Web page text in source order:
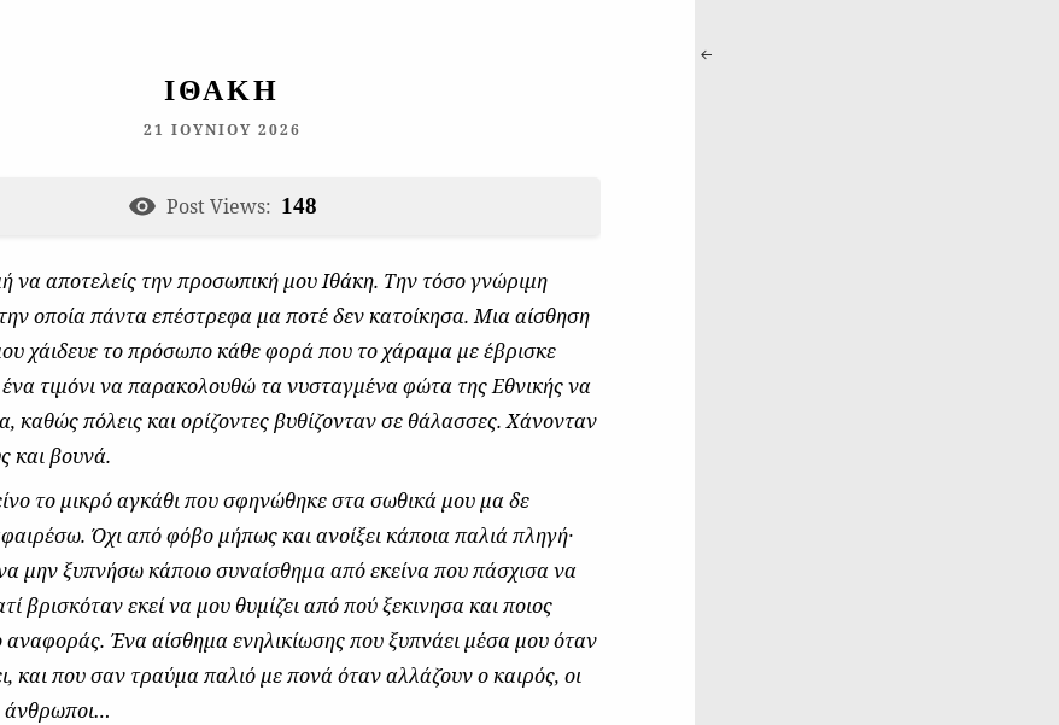
ΙΘΆΚΗ
21 ΙΟΥΝΊΟΥ 2026
Post Views: 148
να αποτελείς την προσωπική μου Ιθάκη. Την τόσο γνώριμη
οποία πάντα επέστρεφα μα ποτέ δεν κατοίκησα. Μια αίσθηση
χάιδευε το πρόσωπο κάθε φορά που το χάραμα με έβρισκε
τιμόνι να παρακολουθώ τα νυσταγμένα φώτα της Εθνικής να
καθώς πόλεις και ορίζοντες βυθίζονταν σε θάλασσες. Χάνονταν
και βουνά.
το μικρό αγκάθι που σφηνώθηκε στα σωθικά μου μα δε
Όχι από φόβο μήπως και ανοίξει κάποια παλιά πληγή·
μην ξυπνήσω κάποιο συναίσθημα από εκείνα που πάσχισα να
βρισκόταν εκεί να μου θυμίζει από πού ξεκινησα και ποιος
αναφοράς. Ένα αίσθημα ενηλικίωσης που ξυπνάει μέσα μου όταν
και που σαν τραύμα παλιό με πονά όταν αλλάζουν ο καιρός, οι
άνθρωποι…